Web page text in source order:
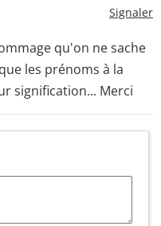
Signaler
qu'on ne sache
les prénoms à la
signification... Merci